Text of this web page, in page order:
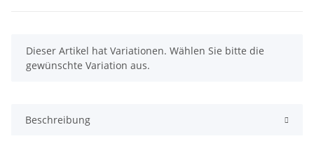
x
Dieser Artikel hat Variationen. Wählen Sie bitte die
gewünschte Variation aus.
Beschreibung